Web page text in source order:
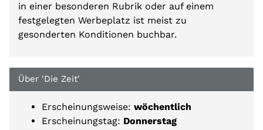
in einer besonderen Rubrik oder auf einem
festgelegten Werbeplatz ist meist zu
gesonderten Konditionen buchbar.
Über 'Die Zeit'
Erscheinungsweise: wöchentlich
Erscheinungstag: Donnerstag